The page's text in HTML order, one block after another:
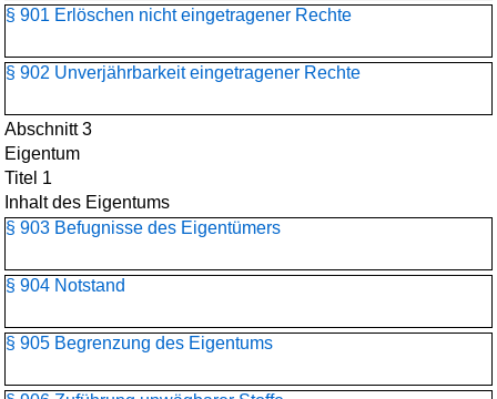
§ 901 Erlöschen nicht eingetragener Rechte
§ 902 Unverjährbarkeit eingetragener Rechte
Abschnitt 3
Eigentum
Titel 1
Inhalt des Eigentums
§ 903 Befugnisse des Eigentümers
§ 904 Notstand
§ 905 Begrenzung des Eigentums